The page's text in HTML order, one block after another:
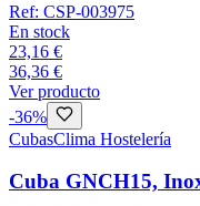
Ref: CSP-003975
En stock
23,16 €
36,36 €
Ver producto
-36%
CubasClima Hostelería
Cuba GNCH15,